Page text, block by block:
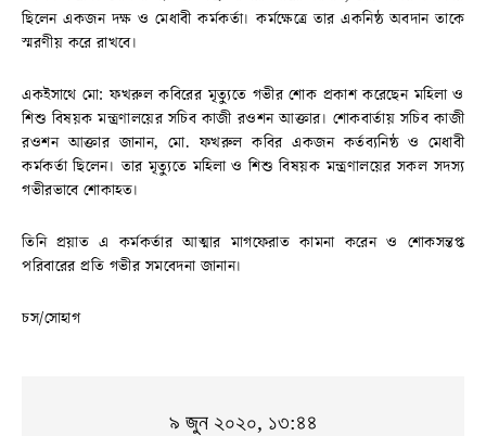
ছিলেন একজন দক্ষ ও মেধাবী কর্মকর্তা। কর্মক্ষেত্রে তার একনিষ্ঠ অবদান তাকে
স্মরণীয় করে রাখবে।
একইসাথে মো: ফখরুল কবিরের মৃত্যুতে গভীর শোক প্রকাশ করেছেন মহিলা ও
শিশু বিষয়ক মন্ত্রণালয়ের সচিব কাজী রওশন আক্তার। শোকবার্তায় সচিব কাজী
রওশন আক্তার জানান, মো. ফখরুল কবির একজন কর্তব্যনিষ্ঠ ও মেধাবী
কর্মকর্তা ছিলেন। তার মৃত্যুতে মহিলা ও শিশু বিষয়ক মন্ত্রণালয়ের সকল সদস্য
গভীরভাবে শোকাহত।
তিনি প্রয়াত এ কর্মকর্তার আত্মার মাগফেরাত কামনা করেন ও শোকসন্তপ্ত
পরিবারের প্রতি গভীর সমবেদনা জানান।
চস/সোহাগ
৯ জুন ২০২০, ১৩:৪৪